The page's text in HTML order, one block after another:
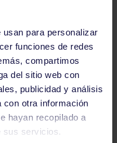
para personalizar
funciones de redes
compartimos
del sitio web con
publicidad y análisis
con otra información
hayan recopilado a
sus servicios.
CON